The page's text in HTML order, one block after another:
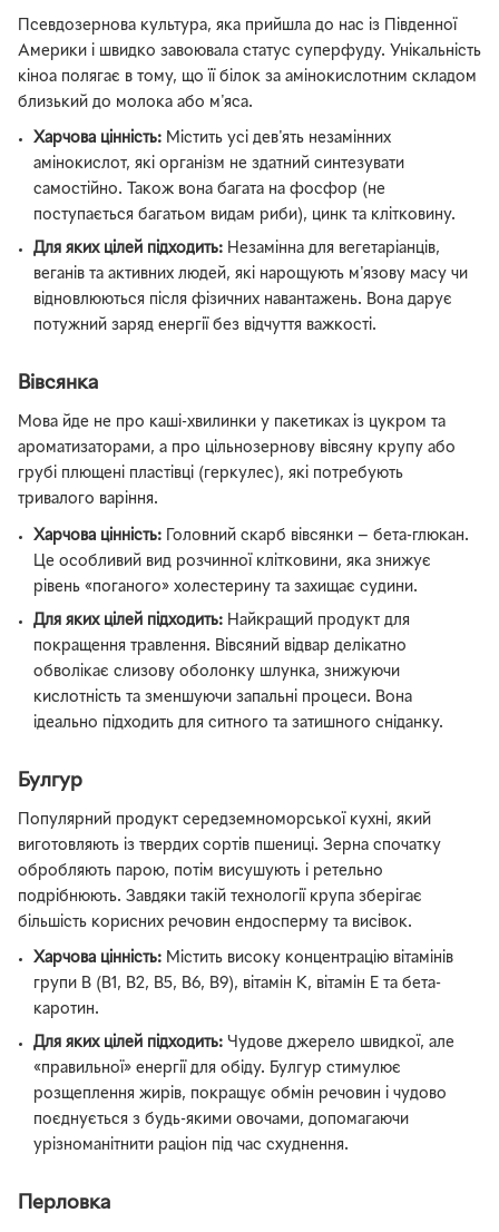
Псевдозернова культура, яка прийшла до нас із Південної
Америки і швидко завоювала статус суперфуду. Унікальність
кіноа полягає в тому, що її білок за амінокислотним складом
близький до молока або м'яса.
Харчова цінність: Містить усі дев'ять незамінних
амінокислот, які організм не здатний синтезувати
самостійно. Також вона багата на фосфор (не
поступається багатьом видам риби), цинк та клітковину.
Для яких цілей підходить: Незамінна для вегетаріанців,
веганів та активних людей, які нарощують м'язову масу чи
відновлюються після фізичних навантажень. Вона дарує
потужний заряд енергії без відчуття важкості.
Вівсянка
Мова йде не про каші-хвилинки у пакетиках із цукром та
ароматизаторами, а про цільнозернову вівсяну крупу або
грубі плющені пластівці (геркулес), які потребують
тривалого варіння.
Харчова цінність: Головний скарб вівсянки — бета-глюкан.
Це особливий вид розчинної клітковини, яка знижує
рівень «поганого» холестерину та захищає судини.
Для яких цілей підходить: Найкращий продукт для
покращення травлення. Вівсяний відвар делікатно
обволікає слизову оболонку шлунка, знижуючи
кислотність та зменшуючи запальні процеси. Вона
ідеально підходить для ситного та затишного сніданку.
Булгур
Популярний продукт середземноморської кухні, який
виготовляють із твердих сортів пшениці. Зерна спочатку
обробляють парою, потім висушують і ретельно
подрібнюють. Завдяки такій технології крупа зберігає
більшість корисних речовин ендосперму та висівок.
Харчова цінність: Містить високу концентрацію вітамінів
групи B (B1, B2, B5, B6, B9), вітамін K, вітамін E та бета-
каротин.
Для яких цілей підходить: Чудове джерело швидкої, але
«правильної» енергії для обіду. Булгур стимулює
розщеплення жирів, покращує обмін речовин і чудово
поєднується з будь-якими овочами, допомагаючи
урізноманітнити раціон під час схуднення.
Перловка